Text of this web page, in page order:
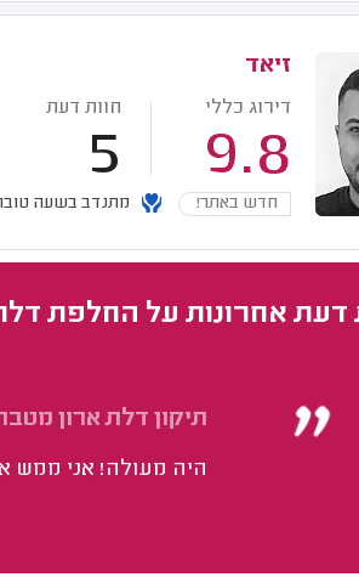
זיאד
דירוג כללי
9.8
חוות דעת
5
חדש באתר! מתנדב בשעה
דעת אחרונות על החלפת
תיקון דלת ארון
היה מעולה! אני ממש